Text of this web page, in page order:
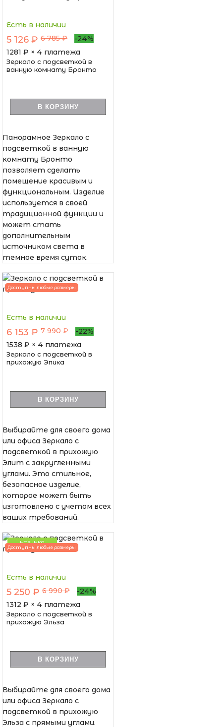
Есть в наличии
5 126 ₽ 6 785 ₽
-24%
1281 ₽ × 4 платежа
Зеркало с подсветкой в
ванную комнату Бронто
В КОРЗИНУ
Панорамное Зеркало с
подсветкой в ванную
комнату Бронто
позволяет сделать
помещение красивым и
функциональным. Изделие
используется в своей
традиционной функции и
может стать
дополнительным
источником света в
темное время суток.
Доступны любые размеры
Есть в наличии
6 153 ₽ 7 990 ₽
-22%
1538 ₽ × 4 платежа
Зеркало с подсветкой в
прихожую Эпика
В КОРЗИНУ
Выбирайте для своего дома
или офиса Зеркало с
подсветкой в прихожую
Элит с закругленными
углами. Это стильное,
безопасное изделие,
которое может быть
изготовлено с учетом всех
ваших требований.
НОВИНКА
Доступны любые размеры
Есть в наличии
5 250 ₽ 6 990 ₽
-24%
1312 ₽ × 4 платежа
Зеркало с подсветкой в
прихожую Эльза
В КОРЗИНУ
Выбирайте для своего дома
или офиса Зеркало с
подсветкой в прихожую
Эльза с прямыми углами.